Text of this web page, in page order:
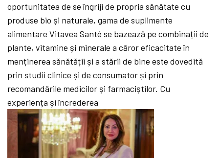
oportunitatea de se îngriji de propria sănătate cu
produse bio și naturale, gama de suplimente
alimentare Vitavea Santé se bazează pe combinații de
plante, vitamine și minerale a căror eficacitate în
menținerea sănătății și a stării de bine este dovedită
prin studii clinice și de consumator și prin
recomandările medicilor și farmaciștilor. Cu
experiența și încrederea